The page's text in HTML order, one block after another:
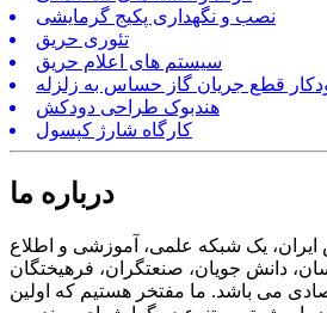
نصب و نگهداری پکیج گرمایشی
تئوری حریق
سیستم های اعلام حریق
قطع جریان گاز حساس به زلزله
هندبوک طراحی دودکش
کارگاه شارژ کپسول
درباره ما
یک شبکه علمی، آموزشی و اطلاع
دانش جویان، صنعتگران، فرهیختگان
می باشد. ما مفتخر هستیم که اولین